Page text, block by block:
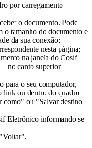
por carregamento
o documento. Pode
o tamanho do documento e
da sua conexão;
nesta página;
na janela do Cosif
no canto superior
para o seu computador,
link ou dentro do quadro
como" ou "Salvar destino
Eletrônico informando se